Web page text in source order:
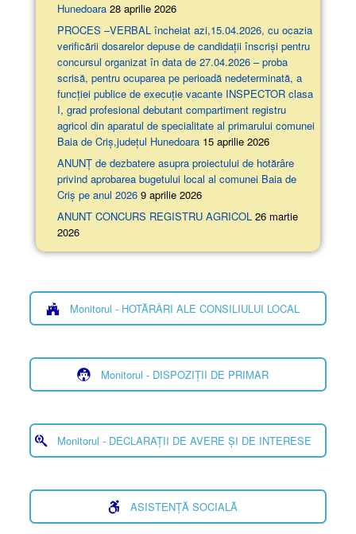
Hunedoara 28 aprilie 2026
PROCES –VERBAL încheiat azi,15.04.2026, cu ocazia
verificării dosarelor depuse de candidații înscriși pentru
concursul organizat în data de 27.04.2026 – proba
scrisă, pentru ocuparea pe perioadă nedeterminată, a
funcției publice de execuție vacante INSPECTOR clasa
I, grad profesional debutant compartiment registru
agricol din aparatul de specialitate al primarului comunei
Baia de Criș,județul Hunedoara 15 aprilie 2026
ANUNȚ de dezbatere asupra proiectului de hotărâre
privind aprobarea bugetului local al comunei Baia de
Criș pe anul 2026 9 aprilie 2026
ANUNT CONCURS REGISTRU AGRICOL 26 martie
2026
Monitorul - HOTĂRÂRI ALE CONSILIULUI LOCAL
Monitorul - DISPOZIȚII DE PRIMAR
Monitorul - DECLARAȚII DE AVERE ȘI DE INTERESE
ASISTENȚĂ SOCIALĂ